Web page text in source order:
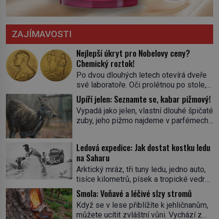
ZAJÍMAVOSTI
Nejlepší úkryt pro Nobelovy ceny?
Chemický roztok!
Po dvou dlouhých letech otevírá dveře
své laboratoře. Oči prolétnou po stole,
aby pak ulpěly na regálu, kde se nachází
všemožné látky. Hledá žluto-oranžovou
tekutinu, jakmile ji zahlédne, nesmírně
se mu uleví. Teď může svůj plán
skrývá směs s názvem lučavka
královská. Svůj přídomek nemá pro nic
za nic, […]
Upíří jelen: Seznamte se, kabar pižmový!
Vypadá jako jelen, vlastní dlouhé špičaté
zuby, jeho pižmo najdeme v parfémech
jediného zástupce zvířecí říše – kabara
pižmového. V Evropě ho jako první
popíše švédský botanik Carl Linné
(1707–1778), jenže v Asii o něm ví už
celá staletí. Zvíře připomíná jelena,
v kohoutku dosahuje […]
Ledová expedice: Jak dostat kostku ledu
na Saharu
Arktický mráz, tři tuny ledu, jedno auto,
tisíce kilometrů, písek a tropické vedro.
To je ve zkratce zdánlivě nesplnitelná
výzva, která se promění v úžasné
dobrodružství a důkaz, že nic není
Smola: Voňavé a léčivé slzy stromů
Když se v lese přiblížíte k jehličnanům,
můžete ucítit zvláštní vůni. Vychází z